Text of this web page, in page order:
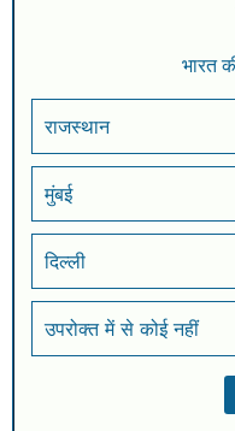
भारत
राजस्थान
मुंबई
दिल्ली
उपरोक्त में से कोई नहीं